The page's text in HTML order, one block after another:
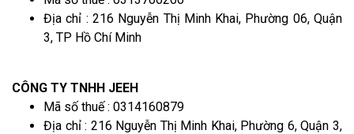
Địa chỉ : 216 Nguyễn Thị Minh Khai, Phường 06, Quận
3, TP Hồ Chí Minh
CÔNG TY TNHH JEEH
Mã số thuế : 0314160879
Địa chỉ : 216 Nguyễn Thị Minh Khai, Phường 6, Quận 3,